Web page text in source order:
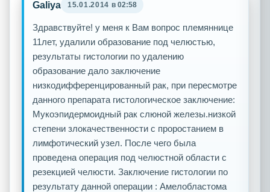
Galiya 15.01.2014 в 02:58
Здравствуйте! у меня к Вам вопрос племяннице
11лет, удалили образование под челюстью,
результаты гистологии по удалению
образование дало заключение
низкодифференцированный рак, при пересмотре
данного препарата гистологическое заключение:
Мукоэпидермоидный рак слюной железы.низкой
степени злокачественности с проростанием в
лимфотический узел. После чего была
проведена операция под челюстной области с
резекцией челюсти. Заключение гистологии по
результату данной операции : Амелобластома